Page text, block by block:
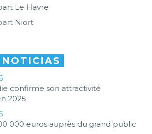
Le Havre
Niort
confirme son attractivité
2025
000 euros auprès du grand public